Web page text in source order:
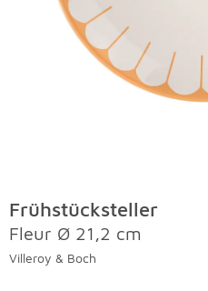
Frühstücksteller
Fleur Ø 21,2 cm
Villeroy & Boch